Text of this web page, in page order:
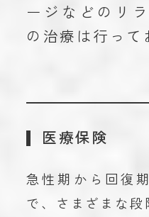
ージなどのリ
の治療は行って
医療保険
急性期から回復
で、さまざまな段